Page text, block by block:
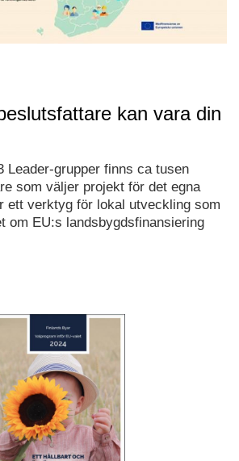
kan vara din
Leader-grupper finns ca tusen
som väljer projekt för det egna
ett verktyg för lokal utveckling som
om EU:s landsbygdsfinansiering